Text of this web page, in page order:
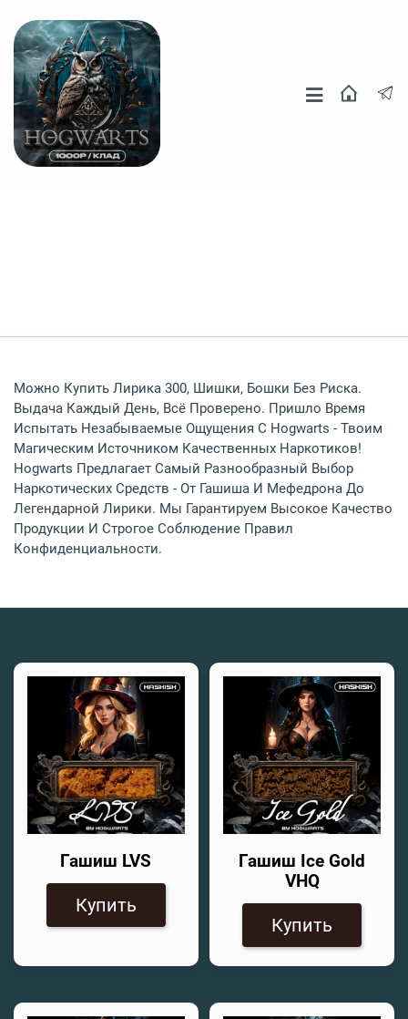
Можно Купить Лирика 300, Шишки, Бошки Без Риска.
Выдача Каждый День, Всё Проверено. Пришло Время
Испытать Незабываемые Ощущения С Hogwarts - Твоим
Магическим Источником Качественных Наркотиков!
Hogwarts Предлагает Самый Разнообразный Выбор
Наркотических Средств - От Гашиша И Мефедрона До
Легендарной Лирики. Мы Гарантируем Высокое Качество
Продукции И Строгое Соблюдение Правил
Конфиденциальности.
Гашиш LVS
Купить
Гашиш Ice Gold
VHQ
Купить